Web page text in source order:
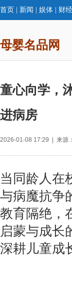
首页 新闻 娱体 财经
母婴名品网
童心向学，
进病房
2026-01-08 17:29 | 来源
当同龄人在
与病魔抗争
教育隔绝，
启蒙与成长
深耕儿童成